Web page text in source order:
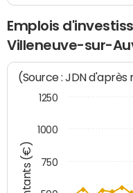
Emplois
Villeneuve-sur-
Montants (€)
(Source : JDN
750
1000
1250